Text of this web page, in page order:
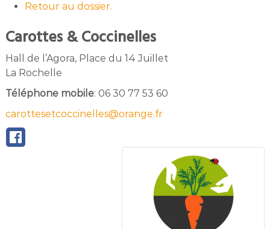
Retour au dossier.
Carottes & Coccinelles
Hall de l’Agora, Place du 14 Juillet
La Rochelle
Téléphone mobile: 06 30 77 53 60
carottesetcoccinelles@orange.fr